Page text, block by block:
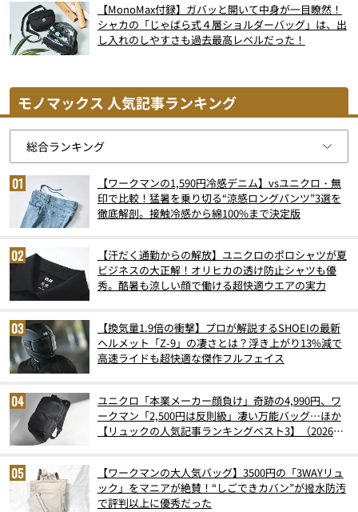
【MonoMax付録】ガバッと開いて中身が一目瞭然！
シャカの「じゃばら式４層ショルダーバッグ」は、出
し入れのしやすさも過去最高レベルだった！
モノマックス 人気記事ランキング
【ワークマンの1,590円冷感デニム】vsユニクロ・無
印で比較！猛暑を乗り切る“涼感ロングパンツ”3選を
徹底解剖。接触冷感から綿100%まで決定版
【汗だく通勤からの解放】ユニクロのポロシャツが夏
ビジネスの大正解！オリヒカの透け防止シャツも優
秀。酷暑も涼しい顔で働ける超快適ウエアの実力
【換気量1.9倍の衝撃】プロが解説するSHOEIの最新
ヘルメット「Z-9」の凄さとは？浮き上がり13%減で
高速ライドも超快適な傑作フルフェイス
ユニクロ「本業メーカー顔負け」奇跡の4,990円、ワ
ークマン「2,500円は反則級」凄い万能バッグ…ほか
【リュックの人気記事ランキングベスト3】（2026年
【ワークマンの大人気バッグ】3500円の「3WAYリュ
ック」をマニアが絶賛！“しごできカバン”が撥水防汚
で評判以上に優秀だった